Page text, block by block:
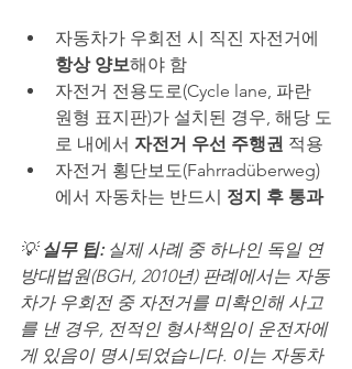
자동차가 우회전 시 직진 자전거에
항상 양보해야 함
자전거 전용도로(Cycle lane, 파란
원형 표지판)가 설치된 경우, 해당 도
로 내에서 자전거 우선 주행권 적용
자전거 횡단보도(Fahrradüberweg)
에서 자동차는 반드시 정지 후 통과
💡 실무 팁: 실제 사례 중 하나인 독일 연
방대법원(BGH, 2010년) 판례에서는 자동
차가 우회전 중 자전거를 미확인해 사고
를 낸 경우, 전적인 형사책임이 운전자에
게 있음이 명시되었습니다. 이는 자동차